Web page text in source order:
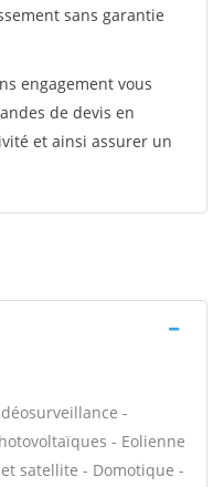
sans garantie
engagement vous
de devis en
et ainsi assurer un
-
- Eolienne
satellite - Domotique -